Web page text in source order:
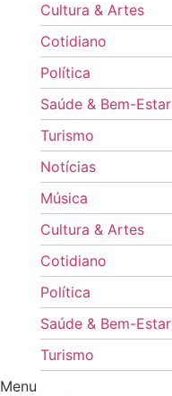
Cultura & Artes
Cotidiano
Política
Saúde & Bem-Estar
Turismo
Notícias
Música
Cultura & Artes
Cotidiano
Política
Saúde & Bem-Estar
Turismo
Menu